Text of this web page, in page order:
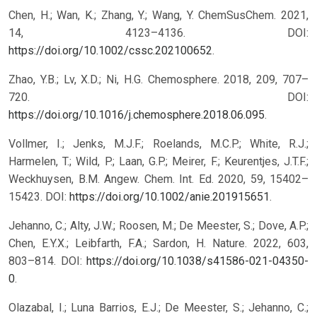
Chen, H.; Wan, K.; Zhang, Y.; Wang, Y. ChemSusChem. 2021,
14, 4123–4136. DOI:
https://doi.org/10.1002/cssc.202100652.
Zhao, Y.B.; Lv, X.D.; Ni, H.G. Chemosphere. 2018, 209, 707–
720. DOI:
https://doi.org/10.1016/j.chemosphere.2018.06.095.
Vollmer, I.; Jenks, M.J.F.; Roelands, M.C.P.; White, R.J.;
Harmelen, T.; Wild, P.; Laan, G.P.; Meirer, F.; Keurentjes, J.T.F.;
Weckhuysen, B.M. Angew. Chem. Int. Ed. 2020, 59, 15402–
15423. DOI: https://doi.org/10.1002/anie.201915651.
Jehanno, C.; Alty, J.W.; Roosen, M.; De Meester, S.; Dove, A.P.;
Chen, E.Y.X.; Leibfarth, F.A.; Sardon, H. Nature. 2022, 603,
803–814. DOI: https://doi.org/10.1038/s41586-021-04350-
0.
Olazabal, I.; Luna Barrios, E.J.; De Meester, S.; Jehanno, C.;